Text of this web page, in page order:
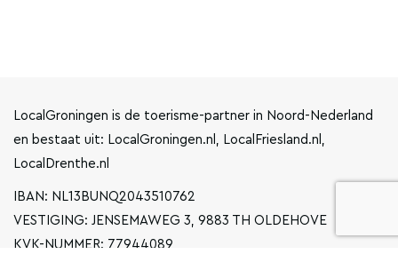
LocalGroningen is de toerisme-partner in Noord-Nederland
en bestaat uit: LocalGroningen.nl, LocalFriesland.nl,
LocalDrenthe.nl
IBAN: NL13BUNQ2043510762
VESTIGING: JENSEMAWEG 3, 9883 TH OLDEHOVE
KVK-NUMMER: 77944089